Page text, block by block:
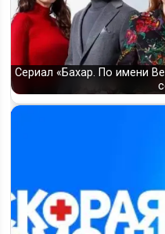
Сериал «Бахар. По имени